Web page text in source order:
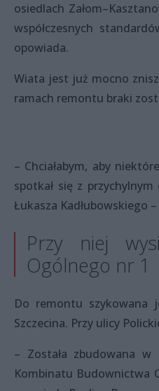
osiedlach
współczesnych
opowiada.
Wiata jest już mocno
ramach remontu braki
– Chciałabym, aby
spotkał się z
Łukasza Kadłubowskiego
Przy niej
Ogólnego nr 1
Do remontu szykowana
Szczecina. Przy ulicy
– Została zbudowana w
Kombinatu Budownictwa